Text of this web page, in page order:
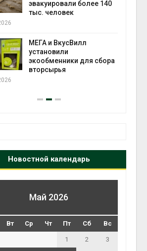
эвакуировали более 140
тыс. человек
МЕГА и ВкусВилл
установили
экообменники для сбора
вторсырья
Новостной календарь
Май 2026
Вт Ср Чт Пт Сб Вс
1 2 3